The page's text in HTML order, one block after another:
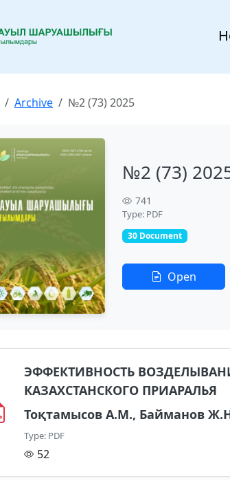
Archive №2 (73) 2025
№2 (73)
741
Type: PDF
30 Document
Open
ЭФФЕКТИВНОСТЬ
КАЗАХСТАНСКОГО ПРИАРАЛЬЯ
Тоқтамысов А.М., Байманов
Type: PDF
52